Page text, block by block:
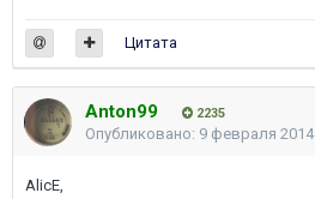
Цитата
Anton99 2235
Опубликовано: 9 февраля 2014
AlicE,